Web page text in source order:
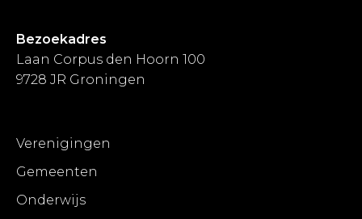
Bezoekadres
Laan Corpus den Hoorn 100
9728 JR Groningen
Verenigingen
Gemeenten
Onderwijs